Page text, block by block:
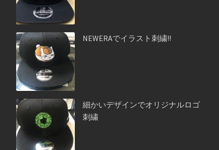
NEWERAでイラスト刺繍!!
細かいデザインでオリジナルロゴ
刺繍